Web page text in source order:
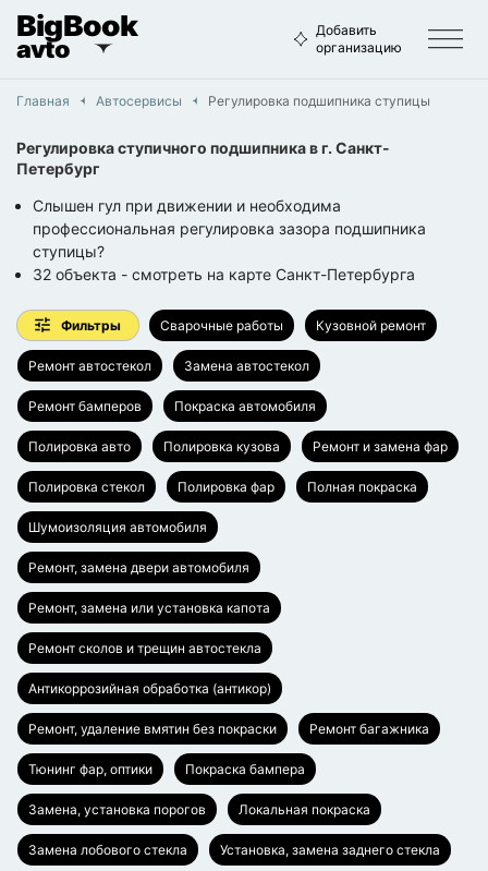
BigBook
avto
Добавить
организацию
Главная Автосервисы Регулировка подшипника ступицы
Регулировка ступичного подшипникав г. Санкт-
Петербург
Слышен гул при движении и необходима
профессиональная регулировка зазора подшипника
ступицы?
32 объекта - смотреть на карте Санкт-Петербурга
Фильтры Сварочные работы Кузовной ремонт
Ремонт автостекол Замена автостекол
Ремонт бамперов Покраска автомобиля
Полировка авто Полировка кузова Ремонт и замена фар
Полировка стекол Полировка фар Полная покраска
Шумоизоляция автомобиля
Ремонт, замена двери автомобиля
Ремонт, замена или установка капота
Ремонт сколов и трещин автостекла
Антикоррозийная обработка (антикор)
Ремонт, удаление вмятин без покраски Ремонт багажника
Тюнинг фар, оптики Покраска бампера
Замена, установка порогов Локальная покраска
Замена лобового стекла Установка, замена заднего стекла